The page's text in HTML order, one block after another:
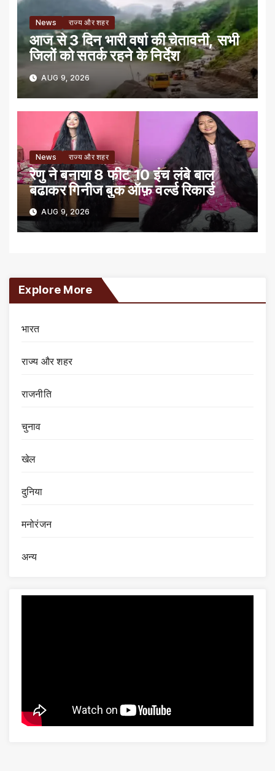
News राज्य और शहर
आज से 3 दिन भारी वर्षा की चेतावनी, सभी
जिलों को सतर्क रहने के निर्देश
AUG 9, 2026
News राज्य और शहर
रेणु ने बनाया 8 फीट 10 इंच लंबे बाल
बढाकर गिनीज बुक ऑफ़ वर्ल्ड रिकार्ड
AUG 9, 2026
Explore More
भारत
राज्य और शहर
राजनीति
चुनाव
खेल
दुनिया
मनोरंजन
अन्य